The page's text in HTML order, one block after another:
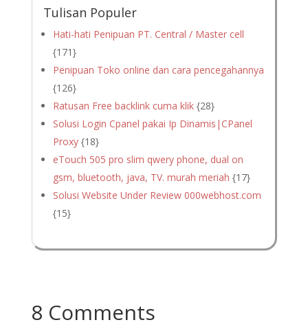
Tulisan Populer
Hati-hati Penipuan PT. Central / Master cell
{171}
Penipuan Toko online dan cara pencegahannya
{126}
Ratusan Free backlink cuma klik{28}
Solusi Login Cpanel pakai Ip Dinamis|CPanel
Proxy{18}
eTouch 505 pro slim qwery phone, dual on
gsm, bluetooth, java, TV. murah meriah {17}
Solusi Website Under Review 000webhost.com
{15}
8 Comments